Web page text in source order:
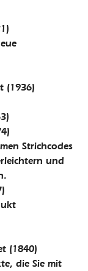
(1936)
Strichcodes
und
(1840)
die Sie mit